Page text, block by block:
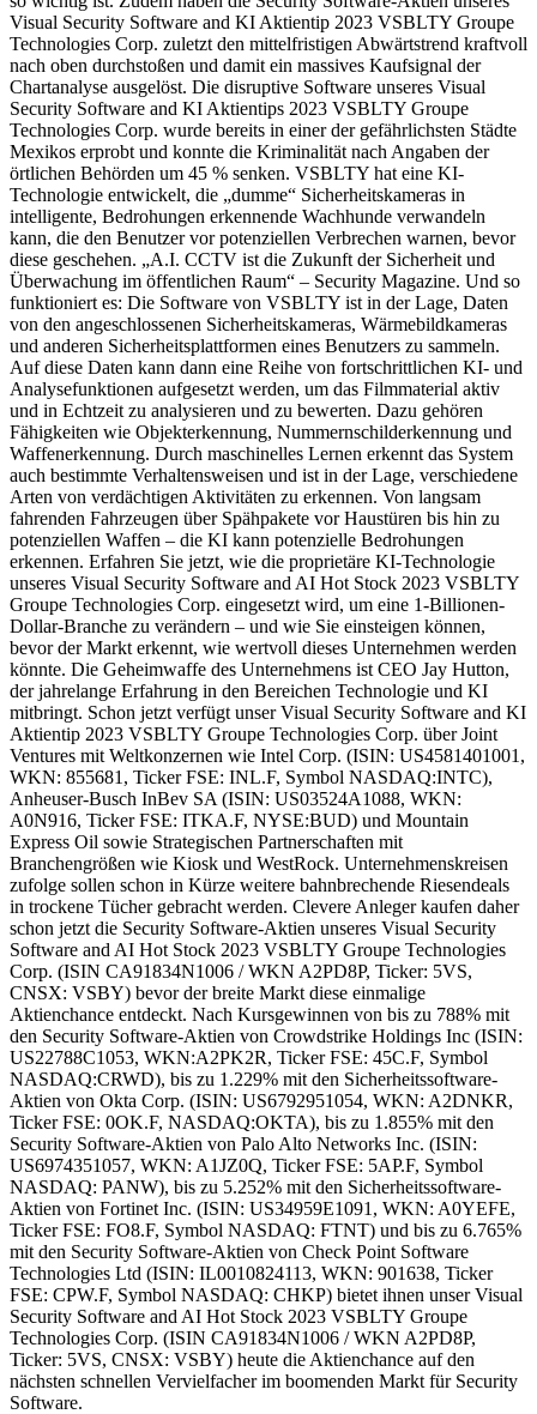
Visual Security Software and KI Aktientip 2023 VSBLTY Groupe
Technologies Corp. zuletzt den mittelfristigen Abwärtstrend kraftvoll
nach oben durchstoßen und damit ein massives Kaufsignal der
Chartanalyse ausgelöst. Die disruptive Software unseres Visual
Security Software and KI Aktientips 2023 VSBLTY Groupe
Technologies Corp. wurde bereits in einer der gefährlichsten Städte
Mexikos erprobt und konnte die Kriminalität nach Angaben der
örtlichen Behörden um 45 % senken. VSBLTY hat eine KI-
Technologie entwickelt, die „dumme“ Sicherheitskameras in
intelligente, Bedrohungen erkennende Wachhunde verwandeln
kann, die den Benutzer vor potenziellen Verbrechen warnen, bevor
diese geschehen. „A.I. CCTV ist die Zukunft der Sicherheit und
Überwachung im öffentlichen Raum“ – Security Magazine. Und so
funktioniert es: Die Software von VSBLTY ist in der Lage, Daten
von den angeschlossenen Sicherheitskameras, Wärmebildkameras
und anderen Sicherheitsplattformen eines Benutzers zu sammeln.
Auf diese Daten kann dann eine Reihe von fortschrittlichen KI- und
Analysefunktionen aufgesetzt werden, um das Filmmaterial aktiv
und in Echtzeit zu analysieren und zu bewerten. Dazu gehören
Fähigkeiten wie Objekterkennung, Nummernschilderkennung und
Waffenerkennung. Durch maschinelles Lernen erkennt das System
auch bestimmte Verhaltensweisen und ist in der Lage, verschiedene
Arten von verdächtigen Aktivitäten zu erkennen. Von langsam
fahrenden Fahrzeugen über Spähpakete vor Haustüren bis hin zu
potenziellen Waffen – die KI kann potenzielle Bedrohungen
erkennen. Erfahren Sie jetzt, wie die proprietäre KI-Technologie
unseres Visual Security Software and AI Hot Stock 2023 VSBLTY
Groupe Technologies Corp. eingesetzt wird, um eine 1-Billionen-
Dollar-Branche zu verändern – und wie Sie einsteigen können,
bevor der Markt erkennt, wie wertvoll dieses Unternehmen werden
könnte. Die Geheimwaffe des Unternehmens ist CEO Jay Hutton,
der jahrelange Erfahrung in den Bereichen Technologie und KI
mitbringt. Schon jetzt verfügt unser Visual Security Software and KI
Aktientip 2023 VSBLTY Groupe Technologies Corp. über Joint
Ventures mit Weltkonzernen wie Intel Corp. (ISIN: US4581401001,
WKN: 855681, Ticker FSE: INL.F, Symbol NASDAQ:INTC),
Anheuser-Busch InBev SA (ISIN: US03524A1088, WKN:
A0N916, Ticker FSE: ITKA.F, NYSE:BUD) und Mountain
Express Oil sowie Strategischen Partnerschaften mit
Branchengrößen wie Kiosk und WestRock. Unternehmenskreisen
zufolge sollen schon in Kürze weitere bahnbrechende Riesendeals
in trockene Tücher gebracht werden. Clevere Anleger kaufen daher
schon jetzt die Security Software-Aktien unseres Visual Security
Software and AI Hot Stock 2023 VSBLTY Groupe Technologies
Corp. (ISIN CA91834N1006 / WKN A2PD8P, Ticker: 5VS,
CNSX: VSBY) bevor der breite Markt diese einmalige
Aktienchance entdeckt. Nach Kursgewinnen von bis zu 788% mit
den Security Software-Aktien von Crowdstrike Holdings Inc (ISIN:
US22788C1053, WKN:A2PK2R, Ticker FSE: 45C.F, Symbol
NASDAQ:CRWD), bis zu 1.229% mit den Sicherheitssoftware-
Aktien von Okta Corp. (ISIN: US6792951054, WKN: A2DNKR,
Ticker FSE: 0OK.F, NASDAQ:OKTA), bis zu 1.855% mit den
Security Software-Aktien von Palo Alto Networks Inc. (ISIN:
US6974351057, WKN: A1JZ0Q, Ticker FSE: 5AP.F, Symbol
NASDAQ: PANW), bis zu 5.252% mit den Sicherheitssoftware-
Aktien von Fortinet Inc. (ISIN: US34959E1091, WKN: A0YEFE,
Ticker FSE: FO8.F, Symbol NASDAQ: FTNT) und bis zu 6.765%
mit den Security Software-Aktien von Check Point Software
Technologies Ltd (ISIN: IL0010824113, WKN: 901638, Ticker
FSE: CPW.F, Symbol NASDAQ: CHKP) bietet ihnen unser Visual
Security Software and AI Hot Stock 2023 VSBLTY Groupe
Technologies Corp. (ISIN CA91834N1006 / WKN A2PD8P,
Ticker: 5VS, CNSX: VSBY) heute die Aktienchance auf den
nächsten schnellen Vervielfacher im boomenden Markt für Security
Software.